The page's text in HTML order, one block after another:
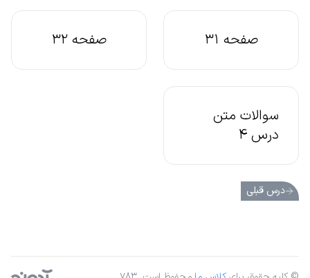
صفحه 31 صفحه 32
سوالات متن
درس 4
درس قبلی